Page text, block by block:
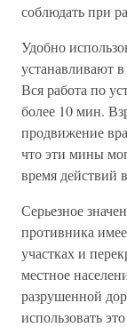
соблюдать при
Удобно
устанавливают
Вся работа по
более 10 мин.
продвижение
что эти мины
время действий
Серьезное
противника
участках и
местное
разрушенной
использовать